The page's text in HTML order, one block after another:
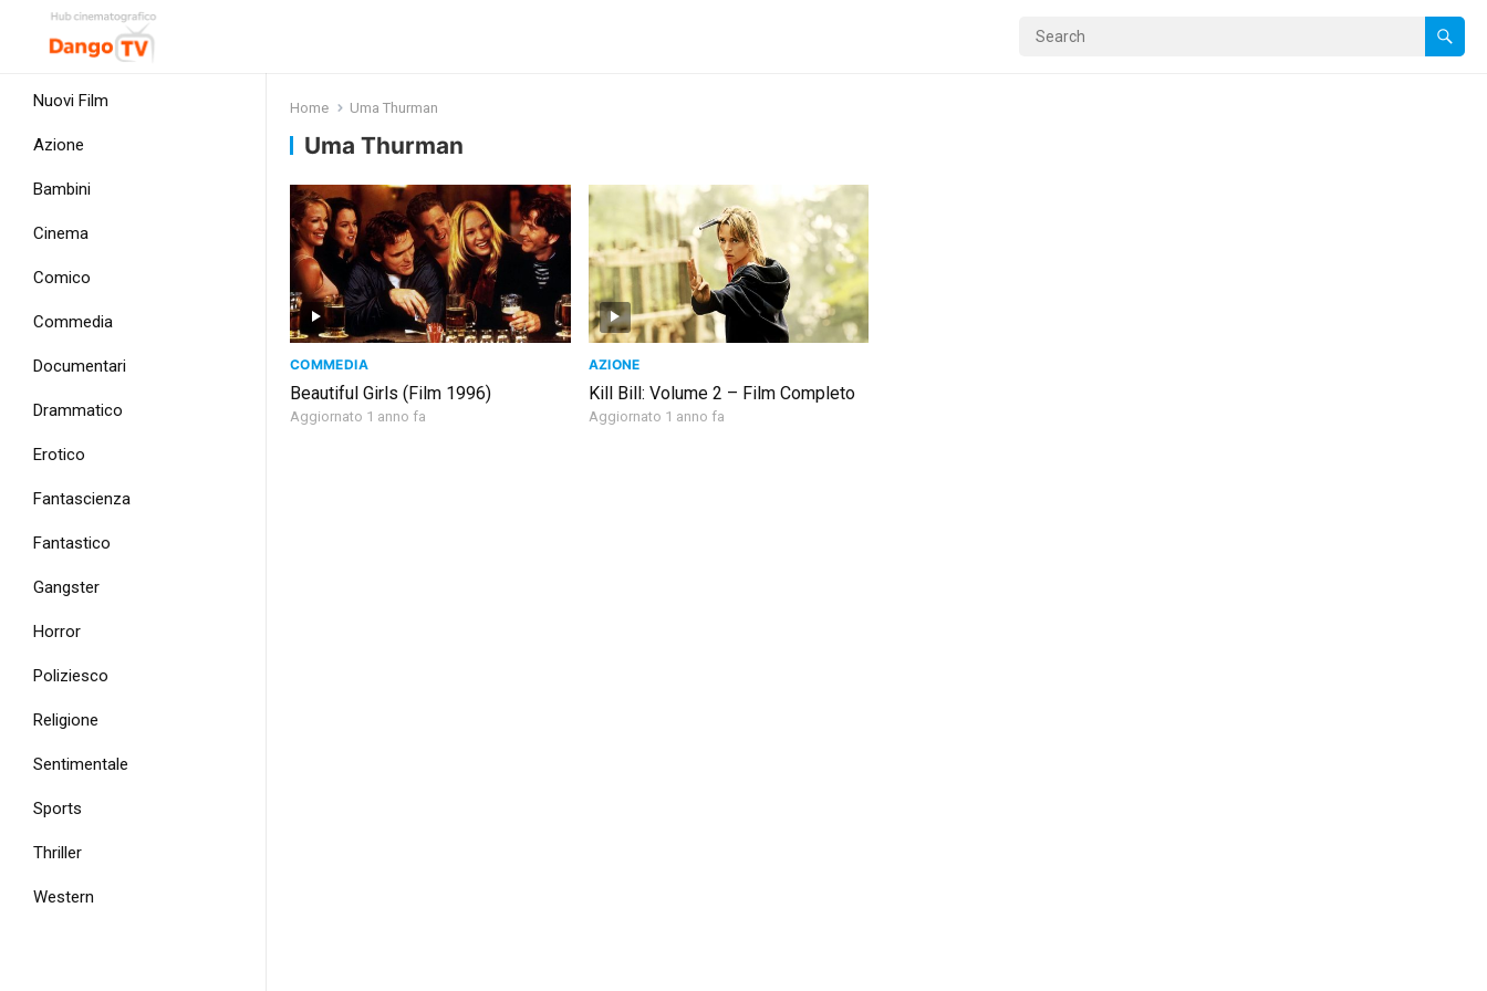
Nuovi Film
Azione
Bambini
Cinema
Comico
Commedia
Documentari
Drammatico
Erotico
Fantascienza
Fantastico
Gangster
Horror
Poliziesco
Religione
Sentimentale
Sports
Thriller
Western
Home Uma Thurman
Uma Thurman
COMMEDIA
Beautiful Girls (Film 1996)
Aggiornato 1 anno fa
AZIONE
Kill Bill: Volume 2 – Film Completo
Aggiornato 1 anno fa